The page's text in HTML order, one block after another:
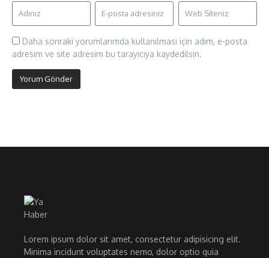
Daha sonraki yorumlarımda kullanılması için adım, e-posta
adresim ve site adresim bu tarayıcıya kaydedilsin.
Lorem ipsum dolor sit amet, consectetur adipisicing elit.
Minima incidunt voluptates nemo, dolor optio quia